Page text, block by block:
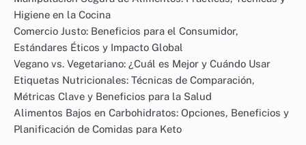
Higiene en la Cocina
Comercio Justo: Beneficios para el Consumidor,
Estándares Éticos y Impacto Global
Vegano vs. Vegetariano: ¿Cuál es Mejor y Cuándo Usar
Etiquetas Nutricionales: Técnicas de Comparación,
Métricas Clave y Beneficios para la Salud
Alimentos Bajos en Carbohidratos: Opciones, Beneficios y
Planificación de Comidas para Keto